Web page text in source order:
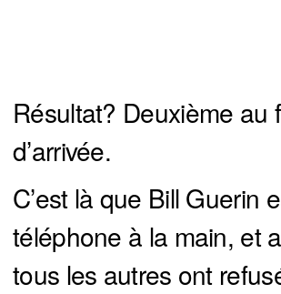
Résultat? Deuxième au
d’arrivée.
C’est là que Bill Guerin
téléphone à la main, et
tous les autres ont